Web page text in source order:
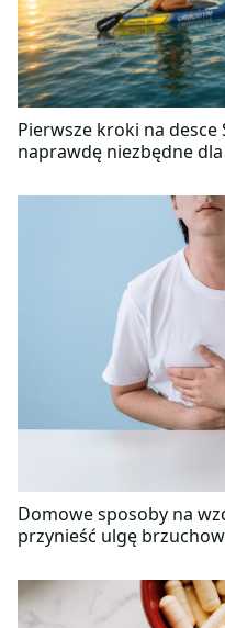
Pierwsze kroki na desce
naprawdę niezbędne
Domowe sposoby na
przynieść ulgę